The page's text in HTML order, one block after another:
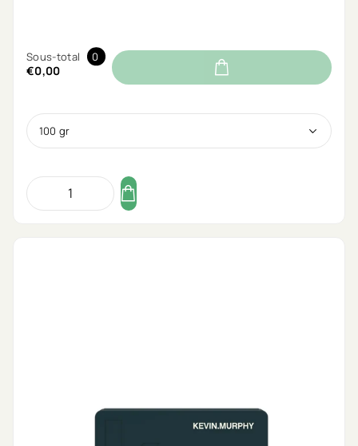
Sous-total 0
€0,00